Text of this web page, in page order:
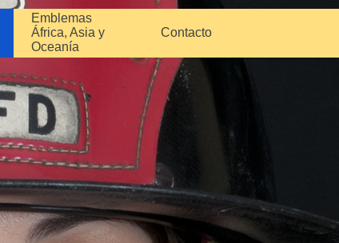
Emblemas
África, Asia y
Oceanía
Contacto